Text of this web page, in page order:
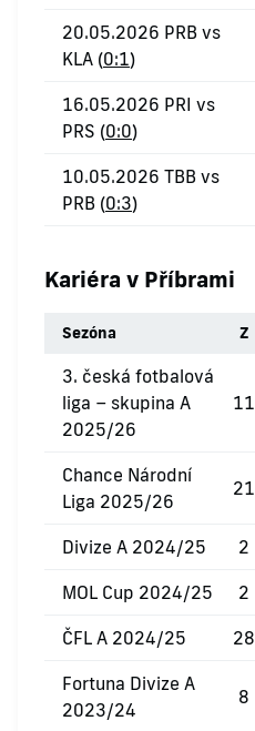
20.05.2026 PRB vs
KLA (0:1)
16.05.2026 PRI vs
PRS (0:0)
10.05.2026 TBB vs
PRB (0:3)
Kariéra v Příbrami
Sezóna Z
3. česká fotbalová
liga – skupina A
2025/26
11
Chance Národní
Liga 2025/26
21
Divize A 2024/25 2
MOL Cup 2024/25 2
ČFL A 2024/25 28
Fortuna Divize A
2023/24
8